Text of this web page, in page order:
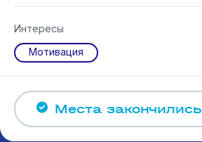
Интересы
Мотивация
Места закончились